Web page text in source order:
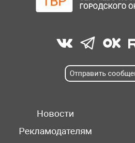
Отправить
Новости
Рекламодателям